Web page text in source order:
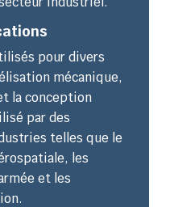
pour divers
mécanique,
la conception
par des
telles que le
les
et les